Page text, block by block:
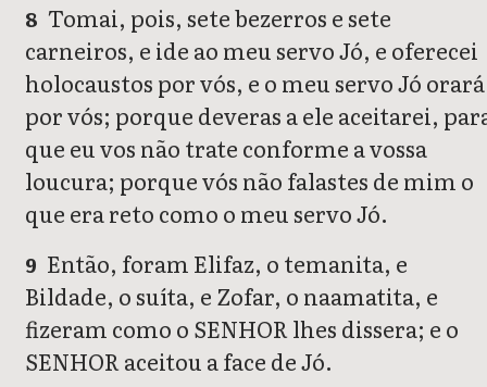
8 Tomai, pois, sete bezerros e sete
carneiros, e ide ao meu servo Jó, e oferecei
holocaustos por vós, e o meu servo Jó orará
por vós; porque deveras a ele aceitarei,
que eu vos não trate conforme a vossa
loucura; porque vós não falastes de mim o
que era reto como o meu servo Jó.
9 Então, foram Elifaz, o temanita, e
Bildade, o suíta, e Zofar, o naamatita, e
fizeram como o SENHOR lhes dissera; e o
SENHOR aceitou a face de Jó.